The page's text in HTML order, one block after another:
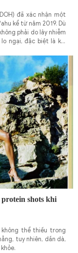
đã xác nhận một
kể từ năm 2019. Dù
phải do lây nhiễm
ngại, đặc biệt là khi
shots khi
thể thiếu trong
tuy nhiên, dần dà,